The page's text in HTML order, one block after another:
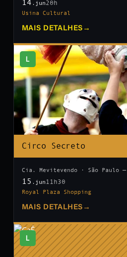
.jun20h
Usina Cultural
MAIS DETALHES →
L
Circo Secreto
Cia. Mevitevendo · São Paulo —
15 .jun 11h30
Royal Plaza Shopping
MAIS DETALHES →
L